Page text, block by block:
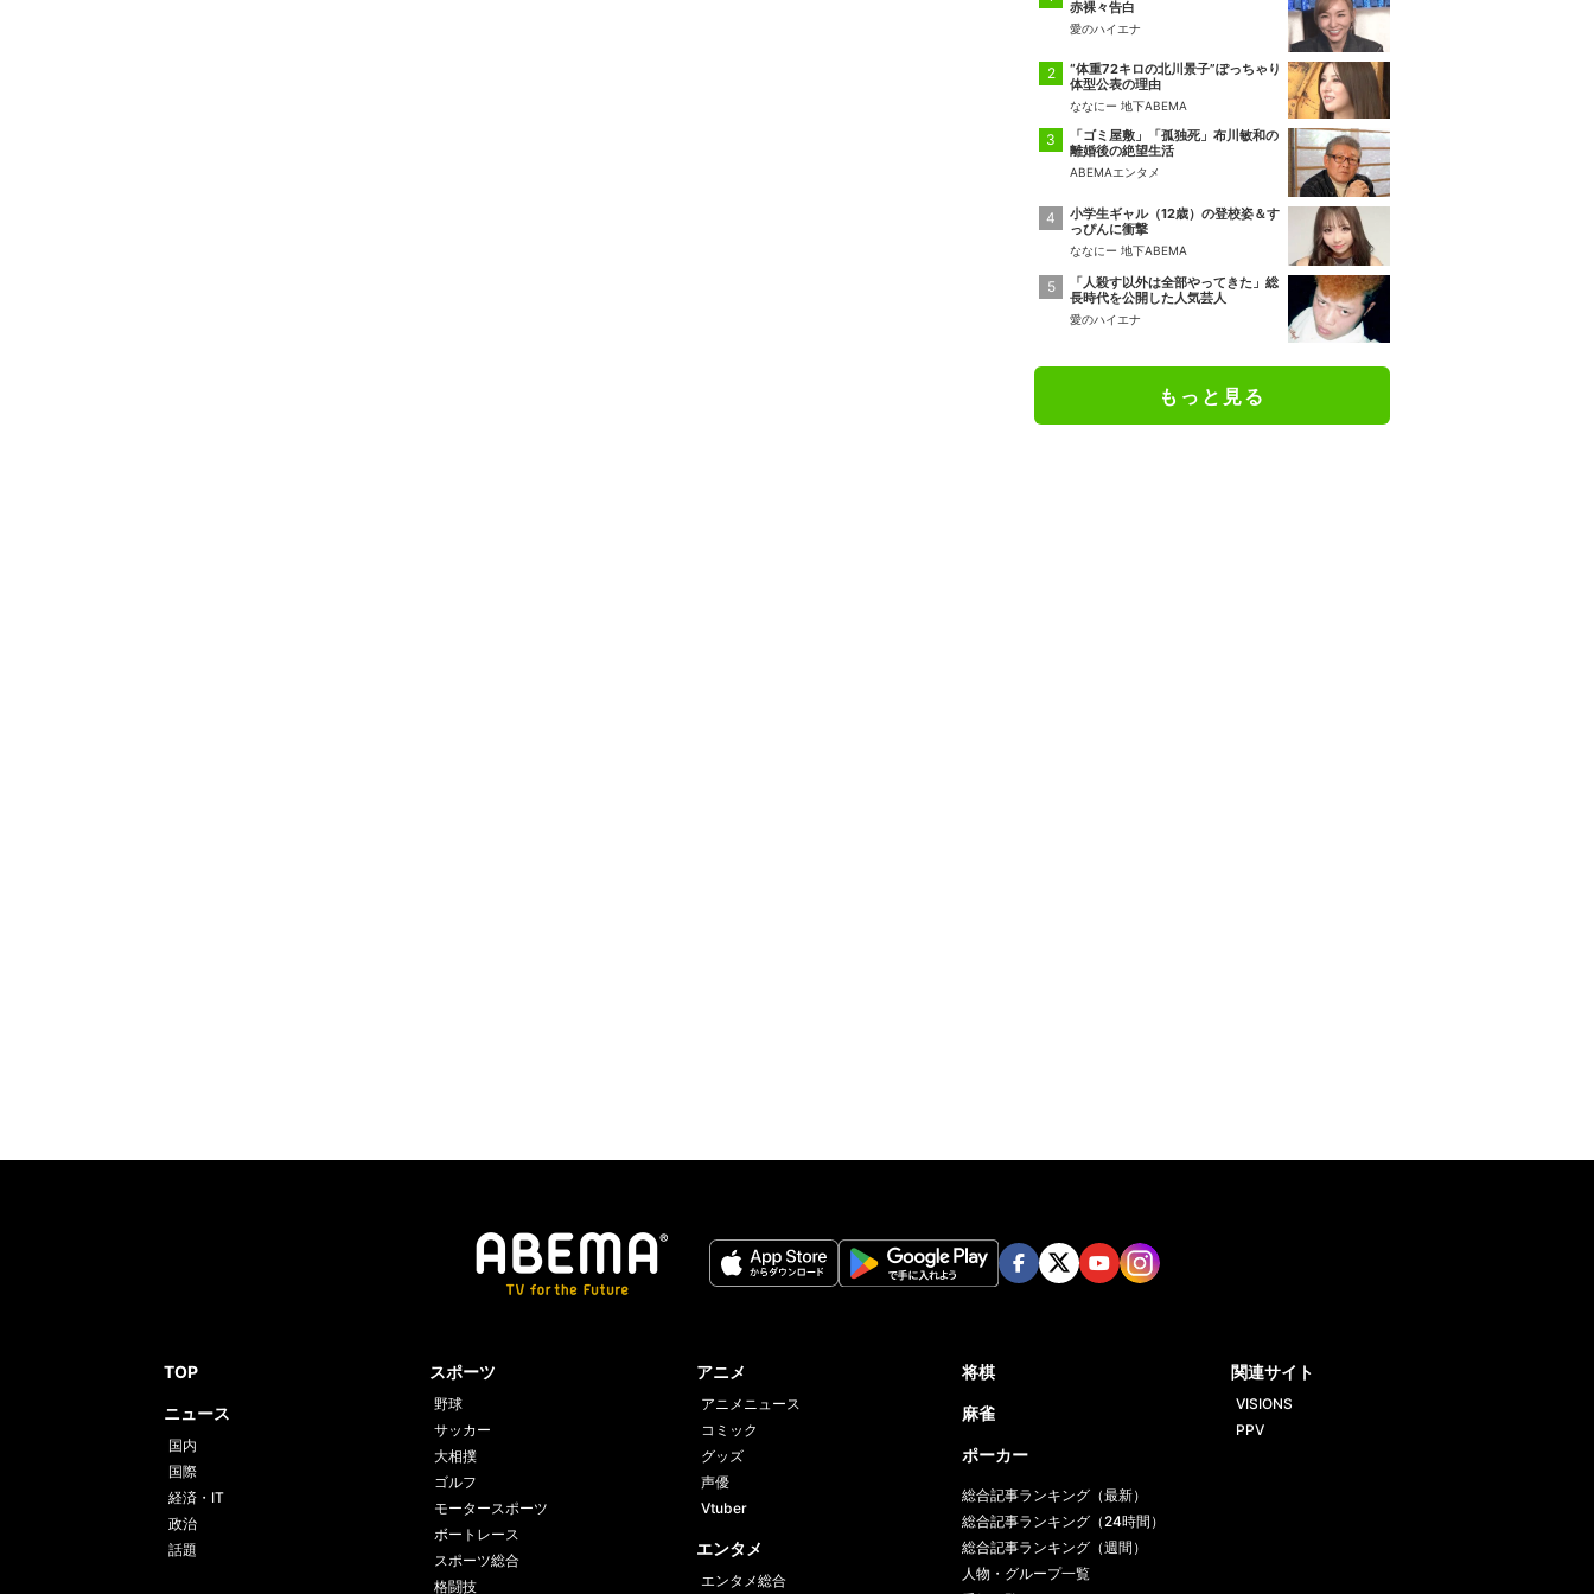
赤裸々告白
愛のハイエナ
“体重72キロの北川景子”ぽっちゃり
体型公表の理由
ななにー 地下ABEMA
「ゴミ屋敷」「孤独死」布川敏和の
離婚後の絶望生活
ABEMAエンタメ
小学生ギャル（12歳）の登校姿＆す
っぴんに衝撃
ななにー 地下ABEMA
「人殺す以外は全部やってきた」総
長時代を公開した人気芸人
愛のハイエナ
もっと見る
TOP
ニュース
国内
国際
経済・IT
政治
話題
スポーツ
野球
サッカー
大相撲
ゴルフ
モータースポーツ
ボートレース
スポーツ総合
格闘技
アニメ
アニメニュース
コミック
グッズ
声優
Vtuber
エンタメ
エンタメ総合
将棋
麻雀
ポーカー
総合記事ランキング（最新）
総合記事ランキング（24時間）
総合記事ランキング（週間）
人物・グループ一覧
関連サイト
VISIONS
PPV